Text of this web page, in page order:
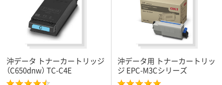
沖データ トナーカートリッジ
（C650dnw） TC-C4E
沖データ用 トナーカートリッ
ジ EPC-M3Cシリーズ